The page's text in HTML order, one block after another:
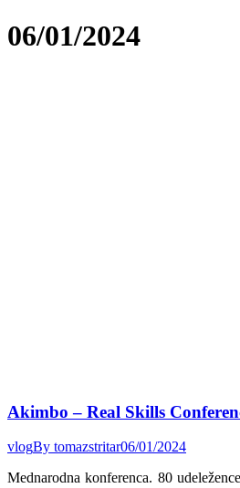
06/01/2024
Akimbo – Real Skills
vlogBy tomazstritar06/01/2024
Mednarodna konferenca. 80